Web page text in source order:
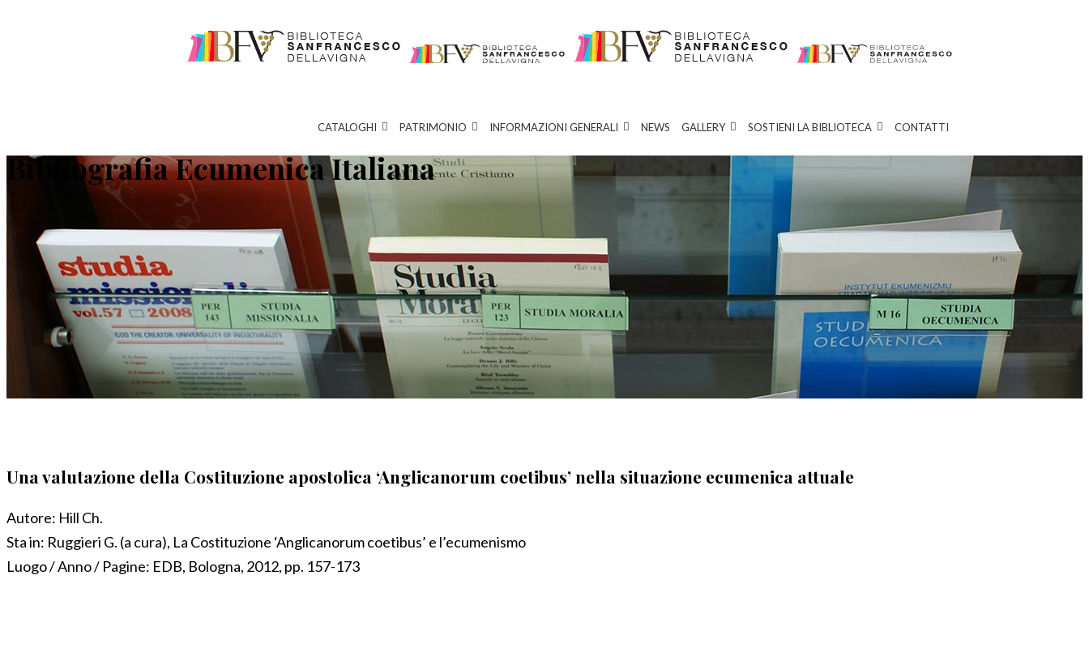
CATALOGHI PATRIMONIO INFORMAZIONI GENERALI NEWS GALLERY SOSTIENI LA BIBLIOTECA CONTATTI
Bibliografia Ecumenica Italiana
Una valutazione della Costituzione apostolica ‘Anglicanorum coetibus’ nella situazione ecumenica attuale
Autore: Hill Ch.
Sta in: Ruggieri G. (a cura), La Costituzione ‘Anglicanorum coetibus’ e l’ecumenismo
Luogo / Anno / Pagine: EDB, Bologna, 2012, pp. 157-173